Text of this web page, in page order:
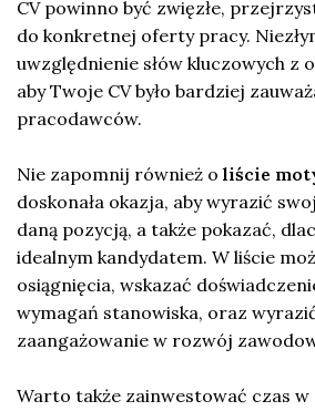
CV powinno być zwięzłe,
do konkretnej oferty pracy.
uwzględnienie słów kluczowych z
aby Twoje CV było bardziej
pracodawców.
Nie zapomnij również o liście
doskonała okazja, aby wyrazić
daną pozycją, a także pokazać,
idealnym kandydatem. W liście
osiągnięcia, wskazać
wymagań stanowiska, oraz
zaangażowanie w rozwój
Warto także zainwestować czas w